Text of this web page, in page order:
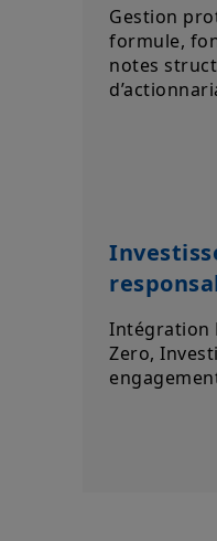
Gestion
formule,
notes
Intégration
Zero,